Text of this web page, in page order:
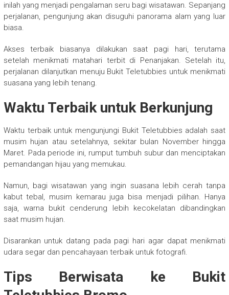
inilah yang menjadi pengalaman seru bagi wisatawan. Sepanjang
perjalanan, pengunjung akan disuguhi panorama alam yang luar
biasa.
Akses terbaik biasanya dilakukan saat pagi hari, terutama
setelah menikmati matahari terbit di Penanjakan. Setelah itu,
perjalanan dilanjutkan menuju Bukit Teletubbies untuk menikmati
suasana yang lebih tenang.
Waktu Terbaik untuk Berkunjung
Waktu terbaik untuk mengunjungi Bukit Teletubbies adalah saat
musim hujan atau setelahnya, sekitar bulan November hingga
Maret. Pada periode ini, rumput tumbuh subur dan menciptakan
pemandangan hijau yang memukau.
Namun, bagi wisatawan yang ingin suasana lebih cerah tanpa
kabut tebal, musim kemarau juga bisa menjadi pilihan. Hanya
saja, warna bukit cenderung lebih kecokelatan dibandingkan
saat musim hujan.
Disarankan untuk datang pada pagi hari agar dapat menikmati
udara segar dan pencahayaan terbaik untuk fotografi.
Tips Berwisata ke Bukit